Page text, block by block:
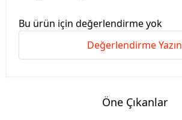
Bu ürün için değerlendirme yok
Değerlendirme Yazın
Öne Çıkanlar